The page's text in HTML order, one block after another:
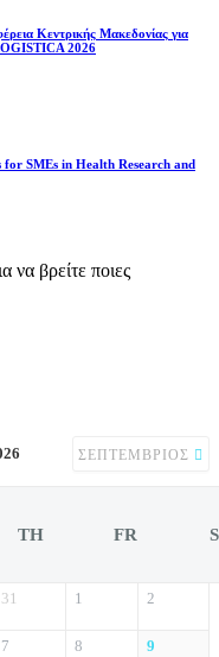
Κεντρικής Μακεδονίας για
2026
SMEs in Health Research and
να βρείτε ποιες
ΣΕΠΤΈΜΒΡΙΟΣ
TH FR
31 1 2
7 8 9